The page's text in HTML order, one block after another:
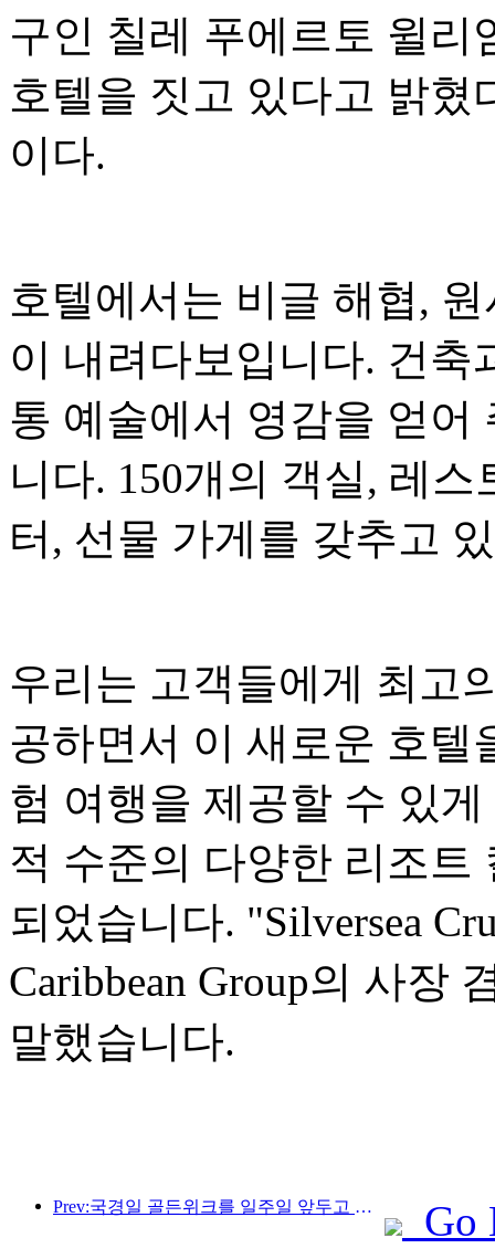
구인 칠레 푸에르토 윌리
호텔을 짓고 있다고 밝혔
이다.
호텔에서는 비글 해협,
이 내려다보입니다. 건축
통 예술에서 영감을 얻어
니다. 150개의 객실, 레
터, 선물 가게를 갖추고
우리는 고객들에게 최고
공하면서 이 새로운 호텔
험 여행을 제공할 수 있
적 수준의 다양한 리조트
되었습니다. "Silversea
Caribbean Group의 사장
말했습니다.
Prev:국경일 골든위크를 일주일 앞두고 예약이 쇄도하고 있다. 호텔과 민박가맹점의 평균 예약률은 각각 24.97%, 24.49%다. 9월 23일 주문이 들어온 기준으로 '국경절 7일 연속 만실'을 달성한 가맹점은 57개, 예약률 80% 이상인 가맹점은 2%, 예약률 80% 이상인 가맹점은 8.3%이다. 60%. 예년과 비교해 올해 국경절 연휴 예약률은 '예약하고 가는' 특성을 보였다. 9월 30일에 급속한 성장기에 접어들었고 10월 4일에 급락했습니다 Go